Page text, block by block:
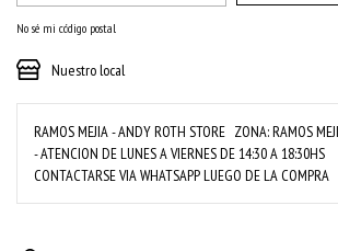
No sé mi código postal
Nuestro local
RAMOS MEJIA - ANDY ROTH STORE ZONA: RAMOS
- ATENCION DE LUNES A VIERNES DE 14:30 A 18:30HS
CONTACTARSE VIA WHATSAPP LUEGO DE LA COMPRA